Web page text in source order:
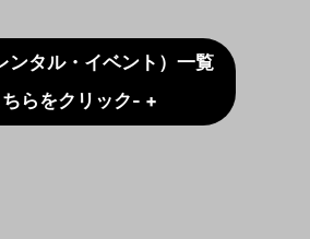
ンタル・イベント）一覧
らをクリック- +